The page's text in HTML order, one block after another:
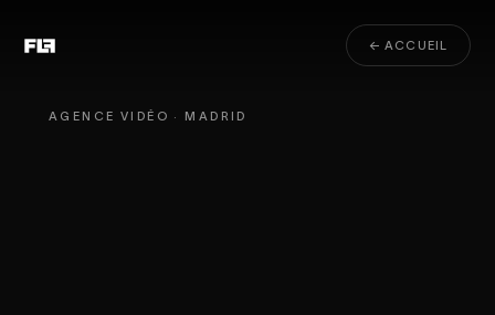
← ACCUEIL
AGENCE VIDÉO · MADRID